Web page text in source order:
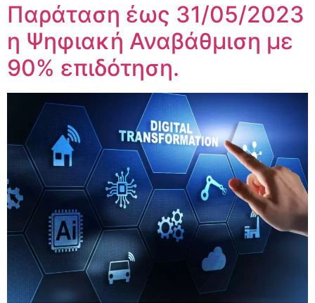
Παράταση έως 31/05/2023
η Ψηφιακή Αναβάθμιση με
90% επιδότηση.